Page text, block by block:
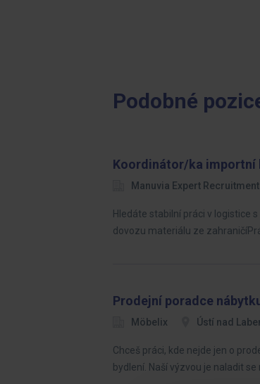
Podobné
Koordinátor/ka importní
Manuvia Expert Recruitment
Hledáte stabilní práci v logistice
dovozu materiálu ze
Prodejní poradce
Möbelix Ústí nad
Chceš práci, kde nejde jen o
bydlení. Naší výzvou je naladit se